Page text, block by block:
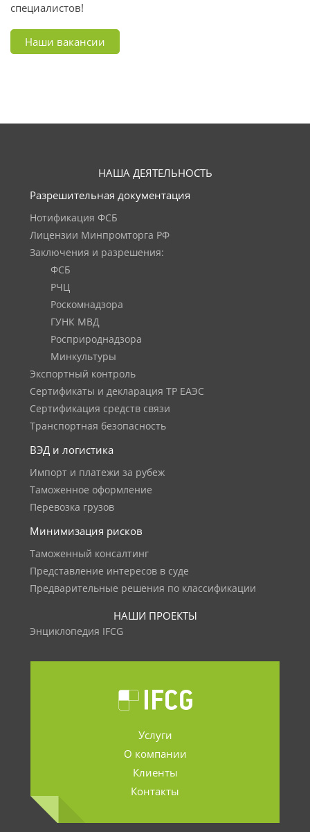
специалистов!
Наши вакансии
НАША ДЕЯТЕЛЬНОСТЬ
Разрешительная документация
Нотификация ФСБ
Лицензии Минпромторга РФ
Заключения и разрешения:
ФСБ
РЧЦ
Роскомнадзора
ГУНК МВД
Росприроднадзора
Минкультуры
Экспортный контроль
Сертификаты и декларация ТР ЕАЭС
Сертификация средств связи
Транспортная безопасность
ВЭД и логистика
Импорт и платежи за рубеж
Таможенное оформление
Перевозка грузов
Минимизация рисков
Таможенный консалтинг
Представление интересов в суде
Предварительные решения по классификации
НАШИ ПРОЕКТЫ
Энциклопедия IFCG
Услуги
О компании
Клиенты
Контакты